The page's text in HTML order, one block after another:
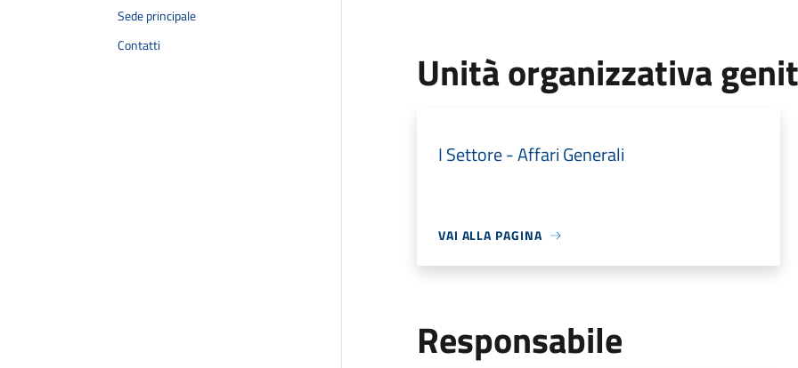
Sede principale
Contatti
Unità organizzativa
I Settore - Affari Generali
VAI ALLA PAGINA
Responsabile